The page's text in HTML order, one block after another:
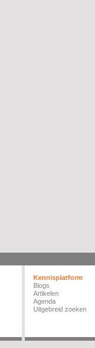
Kennisplatform
Blogs
Artikelen
Agenda
Uitgebreid zoeken